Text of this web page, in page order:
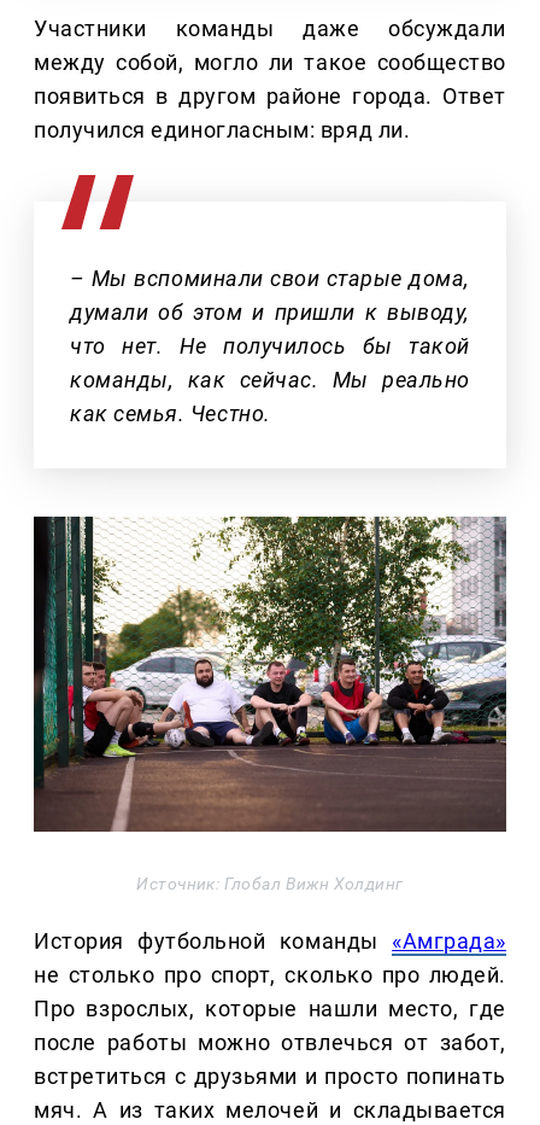
Участники команды даже обсуждали
между собой, могло ли такое сообщество
появиться в другом районе города. Ответ
получился единогласным: вряд ли.
– Мы вспоминали свои старые дома,
думали об этом и пришли к выводу,
что нет. Не получилось бы такой
команды, как сейчас. Мы реально
как семья. Честно.
Источник: Глобал Вижн Холдинг
История футбольной команды «Амграда»
не столько про спорт, сколько про людей.
Про взрослых, которые нашли место, где
после работы можно отвлечься от забот,
встретиться с друзьями и просто попинать
мяч. А из таких мелочей и складывается